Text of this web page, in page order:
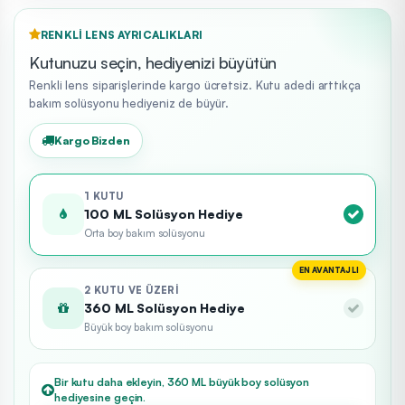
RENKLI LENS AYRICALIKLARI
Kutunuzu seçin, hediyenizi büyütün
Renkli lens siparişlerinde kargo ücretsiz. Kutu adedi arttıkça
bakım solüsyonu hediyeniz de büyür.
Kargo Bizden
1 KUTU
100 ML Solüsyon Hediye
Orta boy bakım solüsyonu
EN AVANTAJLI
2 KUTU VE ÜZERI
360 ML Solüsyon Hediye
Büyük boy bakım solüsyonu
Bir kutu daha ekleyin, 360 ML büyük boy solüsyon
hediyesine geçin.